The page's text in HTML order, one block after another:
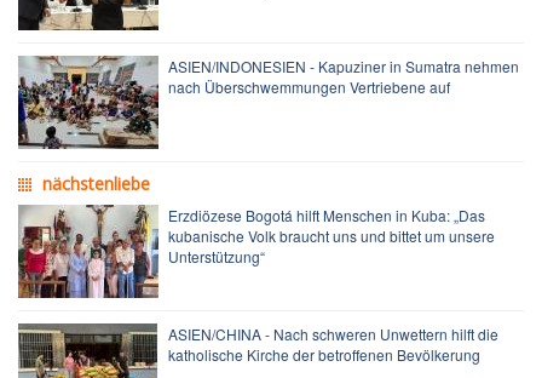
ASIEN/INDONESIEN - Kapuziner in Sumatra nehmen
nach Überschwemmungen Vertriebene auf
nächstenliebe
Erzdiözese Bogotá hilft Menschen in Kuba: „Das
kubanische Volk braucht uns und bittet um unsere
Unterstützung“
ASIEN/CHINA - Nach schweren Unwettern hilft die
katholische Kirche der betroffenen Bevölkerung